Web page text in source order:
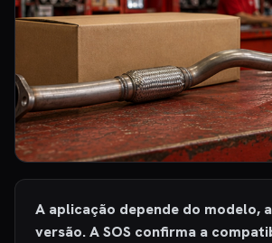
A aplicação depende do modelo,
versão. A SOS confirma a